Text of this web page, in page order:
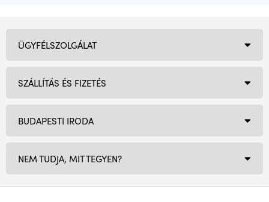
BUDAPESTI IRODA
NEM TUDJA, MIT TEGYEN?
ÜGYFÉLSZOLGÁLAT
SZÁLLÍTÁS ÉS FIZETÉS